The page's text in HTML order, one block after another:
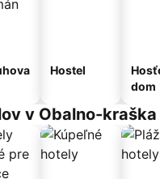
Hostel
dom
v Obalno-kraška